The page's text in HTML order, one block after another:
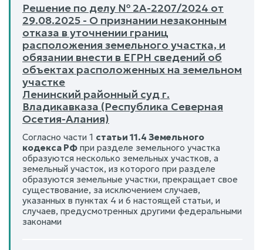
Решение по делу № 2А-2207/2024 от
29.08.2025 - О признании незаконным
отказа в уточнении границ
расположения земельного участка, и
обязании внести в ЕГРН сведений об
объектах расположенных на земельном
участке
Ленинский районный суд г.
Владикавказа (Республика Северная
Осетия-Алания)
Согласно части 1 статьи 11.4 Земельного
кодекса РФ при разделе земельного участка
образуются несколько земельных участков, а
земельный участок, из которого при разделе
образуются земельные участки, прекращает свое
существование, за исключением случаев,
указанных в пунктах 4 и 6 настоящей статьи, и
случаев, предусмотренных другими федеральными
законами